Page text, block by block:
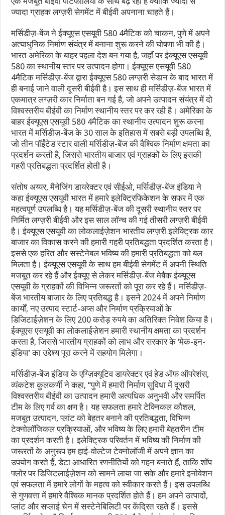
ज्यादा ग्राहक लग्ज़री सेगमेंट में बीईवी अपनाना चाहते हैं।
मर्सिडीज़-बेंज ने ईक्यूएस एसयूवी 580 4मैटिक को चाकन, पुणे में अपने
अत्याधुनिक निर्माण संयंत्र में बनाना शुरू करने की घोषणा भी की है।
भारत अमेरिका के बाहर पहला देश बन गया है, जहाँ पर ईक्यूएस एसयूवी
580 का स्थानीय स्तर पर उत्पादन होगा। ईक्यूएस एसयूवी 580
4मैटिक मर्सिडीज़-बेंज द्वारा ईक्यूएस 580 लग्ज़री सेडान के बाद भारत में
ही बनाई जाने वाली दूसरी बीईवी है। इस साथ ही मर्सिडीज़-बेंज भारत में
एकमात्र लग्ज़री कार निर्माता बन गई है, जो अपने उत्पादन संयंत्र में दो
विश्वस्तरीय बीईवी का निर्माण स्थानीय स्तर पर कर रही है। अमेरिका के
बाहर ईक्यूएस एसयूवी 580 4मैटिक का स्थानीय उत्पादन शुरू करना
भारत में मर्सिडीज़-बेंज के 30 साल के इतिहास में सबसे बड़ी उपलब्धि है,
जो तीन पॉईंटेड स्टार वाली मर्सिडीज़-बेंज की वैश्विक निर्माण क्षमता का
प्रदर्शन करती है, जिससे भारतीय बाजार एवं ग्राहकों के लिए इसकी
गहरी प्रतिबद्धता प्रदर्शित होती है।
संतोष अय्यर, मैनेजिंग डायरेक्टर एवं सीईओ, मर्सिडीज़-बेंज इंडिया ने
कहा ईक्यूएस एसयूवी भारत में हमारे इलेक्ट्रिफिकेशन के सफर में एक
महत्वपूर्ण उपलब्धि है। यह मर्सिडीज़-बेंज की दूसरी स्थानीय स्तर पर
निर्मित लग्ज़री बीईवी और इस साल लॉन्च की गई तीसरी लग्ज़री बीईवी
है। ईक्यूएस एसयूवी का लोकलाईज़ेशन भारतीय लग्ज़री इलेक्ट्रिक कार
बाजार का विकास करने की हमारी गहरी प्रतिबद्धता प्रदर्शित करता है।
इससे एक हरित और सस्टेनेबल भविष्य की हमारी प्रतिबद्धता को बल
मिलता है। ईक्यूएस एसयूवी के साथ हम बीईवी सेगमेंट में अपनी स्थिति
मजबूत कर रहे हैं और ईक्यूए से लेकर मर्सिडीज़-बेंज मेबैक ईक्यूएस
एसयूवी के ग्राहकों की विभिन्न जरूरतों को पूरा कर रहे हैं। मर्सिडीज़-
बेंज भारतीय बाजार के लिए प्रतिबद्ध है। इसने 2024 में अपने निर्माण
कार्यों, नए उत्पाद स्टार्ट-अप्स और निर्माण प्रक्रियाओं के
डिजिटाईज़ेशन के लिए 200 करोड़ रुपये का अतिरिक्त निवेश किया है।
ईक्यूएस एसयूवी का लोकलाईज़ेशन हमारी स्थानीय क्षमता का प्रदर्शन
करता है, जिससे भारतीय ग्राहकों को लाभ और सरकार के ‘मेक-इन-
इंडिया’ का उद्देश्य पूरा करने में सहयोग मिलेगा।
मर्सिडीज़-बेंज इंडिया के एग्ज़िक्यूटिव डायरेक्टर एवं हेड ऑफ ऑपरेशंस,
व्यंकटेश कुलकर्णी ने कहा, ‘‘पुणे में हमारी निर्माण सुविधा में दूसरी
विश्वस्तरीय बीईवी का उत्पादन हमारी अत्यधिक अनुभवी और समर्पित
टीम के लिए गर्व का क्षण है। यह सफलता हमारे टेक्निकल कौशल,
मजबूत उत्पादन, प्लांट को बेहतर बनाने की प्रतिबद्धता, विभिन्न
टेक्नोलॉजिकल प्रक्रियाओं, और भविष्य के लिए हमारी बेहतरीन टीम
का प्रदर्शन करती है। इलेक्ट्रिक परिवर्तन में भविष्य की निर्माण की
जरूरतों के अनुरूप हम हाई-वोल्टेज टेक्नोलॉजी में अपने ज्ञान का
उपयोग करते हैं, डेटा आधारित रणनीतियों को गहन बनाते हैं, ताकि शॉप
फ्लोर पर डिजिटलाईज़ेशन को सामने लाया जा सके और हमारे इनोवेशन
एवं सफलता में हमारे लोगों के महत्व को स्वीकार करते हैं। इस उपलब्धि
से गुणवत्ता में हमारे वैश्विक मानक प्रदर्शित होते हैं। हम अपने उत्पादों,
प्लांट और सप्लाई चेन में सस्टेनेबिलिटी पर केंद्रित रहते हैं। इससे